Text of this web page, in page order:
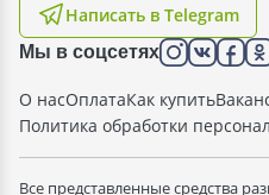
Написать в Telegram
Мы в соцсетях
О насОплатаКак купить
Политика обработки
Все представленные средства